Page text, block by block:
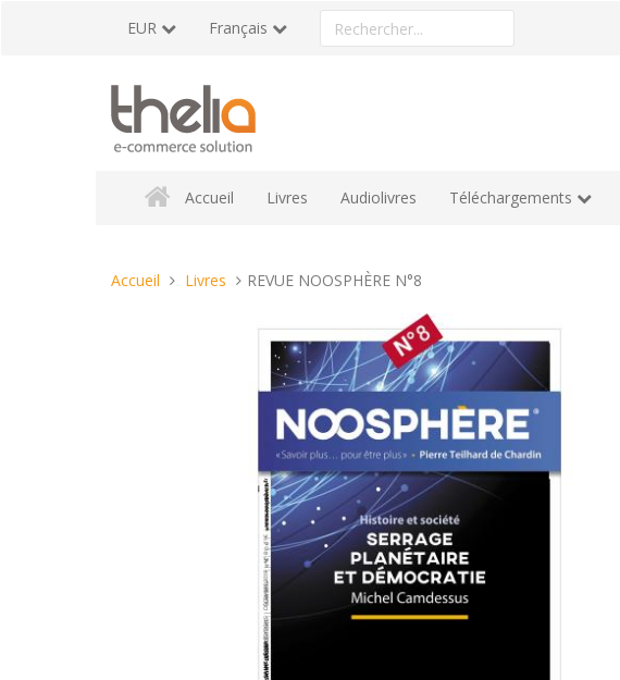
EUR Français
Rechercher
un
Accueil Livres Audiolivres Téléchargements
Vous
Accueil Livres REVUE NOOSPHÈRE N°8